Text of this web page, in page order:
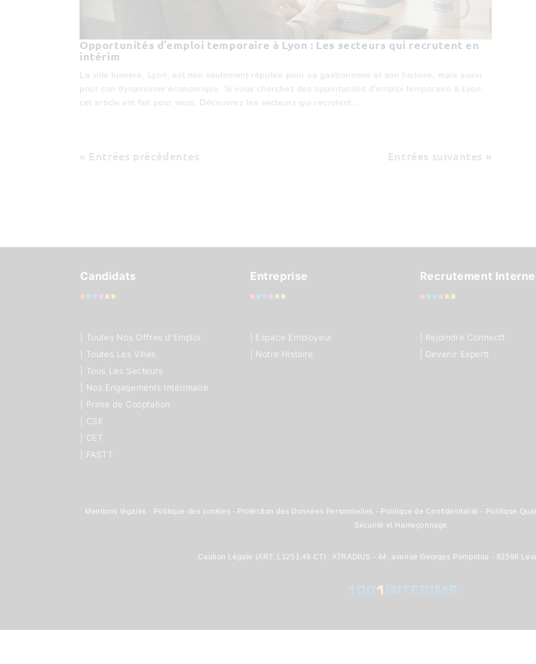
Opportunités d’emploi temporaire à Lyon : Les secteurs qui recrutent en
intérim
La ville lumière, Lyon, est non seulement réputée pour sa gastronomie et son histoire, mais aussi
pour son dynamisme économique. Si vous cherchez des opportunités d'emploi temporaire à Lyon,
cet article est fait pour vous. Découvrez les secteurs qui recrutent...
« Entrées précédentes Entrées suivantes »
Candidats
Toutes Nos Offres d'Emploi
Toutes Les Villes
Tous Les Secteurs
Nos Engagements Intérimaire
Prime de Cooptation
CSE
CET
FASTT
Entreprise
| Espace Employeur
| Notre Histoire
Recrutement Interne
| Rejoindre Connectt
| Devenir Expertt
Mentions légales - Politique des cookies - Protection des Données Personnelles - Politique de Confidentialité - Politique
Sécurité et Hameçonnage
Caution Légale (ART. L1251.49 CT) : ATRADIUS - 44, avenue Georges Pompidou - 92596